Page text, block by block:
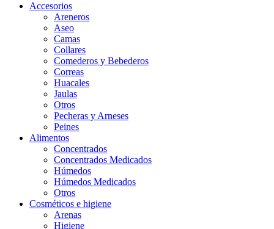
Accesorios
Areneros
Aseo
Camas
Collares
Comederos y Bebederos
Correas
Huacales
Jaulas
Otros
Pecheras y Arneses
Peines
Alimentos
Concentrados
Concentrados Medicados
Húmedos
Húmedos Medicados
Otros
Cosméticos e higiene
Arenas
Higiene